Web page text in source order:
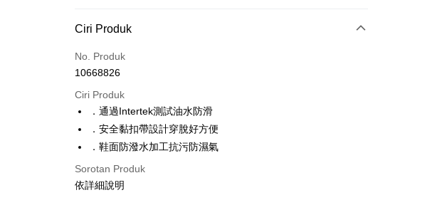
Kaedah Pembayaran
Kad Kredit (Bayaran Penuh)
Pengambilan di Kedai Serbaneka
LINE Pay
Apple Pay
Google Pay
Ciri Produk
No. Produk
10668826
Ciri Produk
．通過Intertek測試油水防滑
．安全黏扣帶設計穿脫好方便
．鞋面防潑水加工抗污防濕氣
Sorotan Produk
依詳細說明